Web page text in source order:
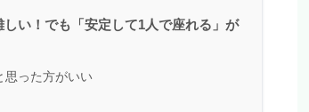
い！でも「安定して1人で座れる」が
思った方がいい